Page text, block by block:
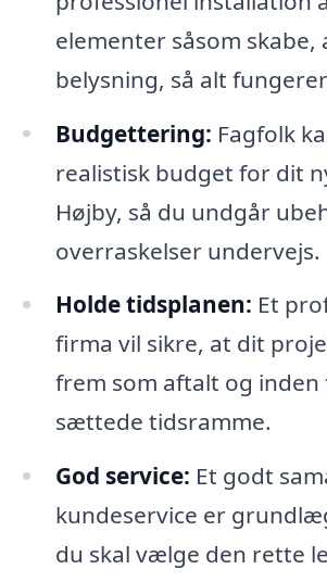
elementer såsom
belysning, så alt
Budgettering: Fagfolk
realistisk budget for dit
Højby, så du undgår
overraskelser undervejs.
Holde tidsplanen: Et
firma vil sikre, at dit
frem som aftalt og inden
sættede tidsramme.
God service: Et godt
kundeservice er
du skal vælge den rette